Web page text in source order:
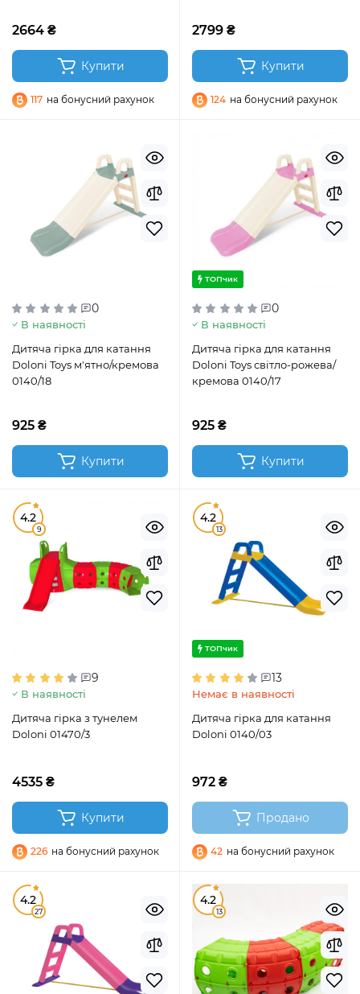
2664 ₴
Купити
117 на бонусний рахунок
2799 ₴
Купити
124 на бонусний рахунок
0
В наявності
Дитяча гірка для катання
Doloni Toys м'ятно/кремова
0140/18
925 ₴
Купити
ТОПчик
0
В наявності
Дитяча гірка для катання
Doloni Toys світло-рожева/
кремова 0140/17
925 ₴
Купити
4.2
9
9
В наявності
Дитяча гірка з тунелем
Doloni 01470/3
4535 ₴
Купити
226 на бонусний рахунок
4.2
13
ТОПчик
13
Немає в наявності
Дитяча гірка для катання
Doloni 0140/03
972 ₴
Продано
42 на бонусний рахунок
4.2
27
4.2
13